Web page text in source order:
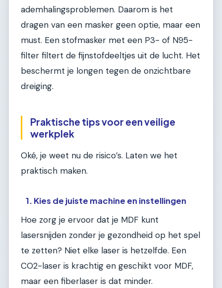
ademhalingsproblemen. Daarom is het
dragen van een masker geen optie, maar een
must. Een stofmasker met een P3- of N95-
filter filtert de fijnstofdeeltjes uit de lucht. Het
beschermt je longen tegen de onzichtbare
dreiging.
Praktische tips voor een veilige
werkplek
Oké, je weet nu de risico’s. Laten we het
praktisch maken.
1. Kies de juiste machine en instellingen
Hoe zorg je ervoor dat je MDF kunt
lasersnijden zonder je gezondheid op het spel
te zetten? Niet elke laser is hetzelfde. Een
CO2-laser is krachtig en geschikt voor MDF,
maar een fiberlaser is dat minder.